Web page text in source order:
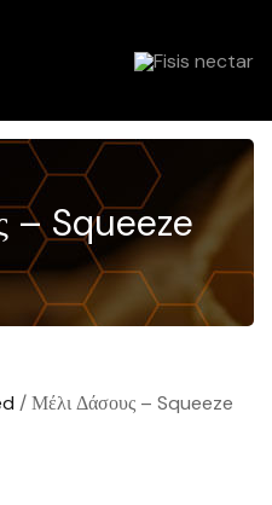
– Squeeze
/ Μέλι Δάσους – Squeeze